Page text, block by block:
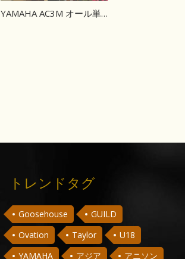
YAMAHA AC3M オール単板エレアコ
トレンドタグ
Goosehouse
GUILD
Ovation
Taylor
U18
YAMAHA
アジア
アニソン